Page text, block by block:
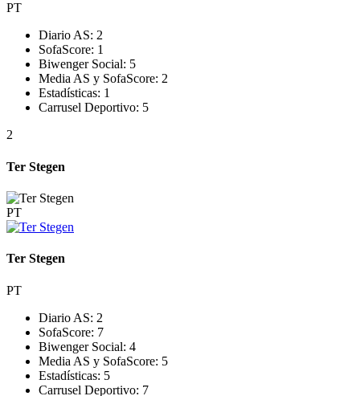
PT
Diario AS: 2
SofaScore: 1
Biwenger Social: 5
Media AS y SofaScore: 2
Estadísticas: 1
Carrusel Deportivo: 5
2
Ter Stegen
PT
Ter Stegen
PT
Diario AS: 2
SofaScore: 7
Biwenger Social: 4
Media AS y SofaScore: 5
Estadísticas: 5
Carrusel Deportivo: 7